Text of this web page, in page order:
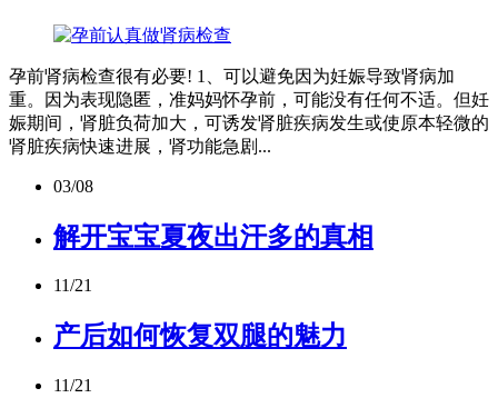
孕前肾病检查很有必要! 1、可以避免因为妊娠导致肾病加
重。因为表现隐匿，准妈妈怀孕前，可能没有任何不适。但妊
娠期间，肾脏负荷加大，可诱发肾脏疾病发生或使原本轻微的
肾脏疾病快速进展，肾功能急剧...
03/08
解开宝宝夏夜出汗多的真相
11/21
产后如何恢复双腿的魅力
11/21